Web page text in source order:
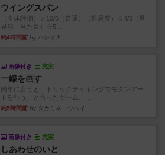
ウイングスパン
（全体評価）☆10/6（普通）（難易度）☆4/5（世
界観・見た目）☆5...
約4時間前 by ハシオキ
画像付き 充実
一線を画す
簡単に言うと、トリックテイキングでモダンアー
トを行う、と言ったゲーム。...
約5時間前 by タカミネコウヘイ
画像付き 充実
しあわせのいと